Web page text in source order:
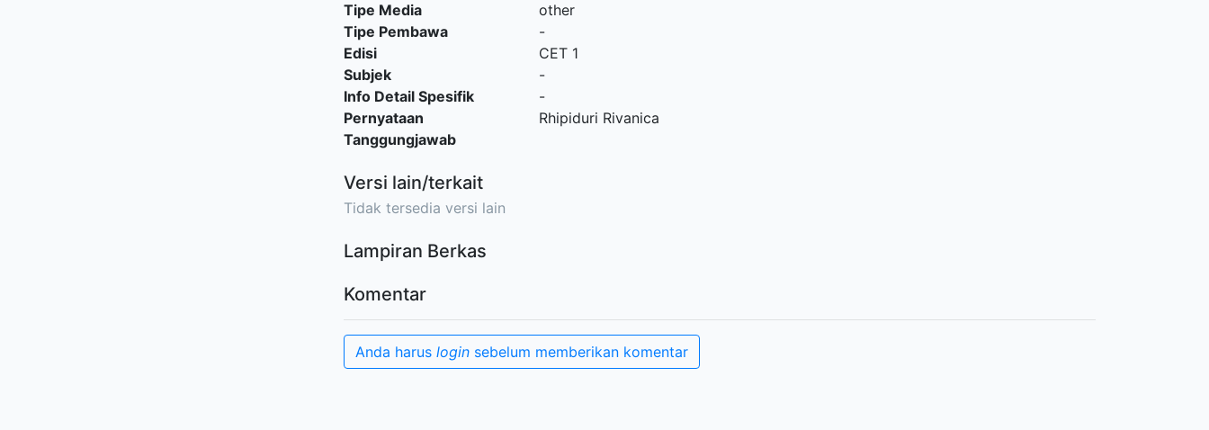
Tipe Media
other
Tipe Pembawa
-
Edisi
CET 1
Subjek
-
Info Detail Spesifik
-
Pernyataan
Tanggungjawab
Rhipiduri Rivanica
Versi lain/terkait
Tidak tersedia versi lain
Lampiran Berkas
Komentar
Anda harus login sebelum memberikan komentar